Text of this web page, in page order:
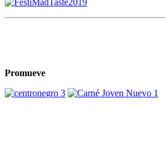
Promueve